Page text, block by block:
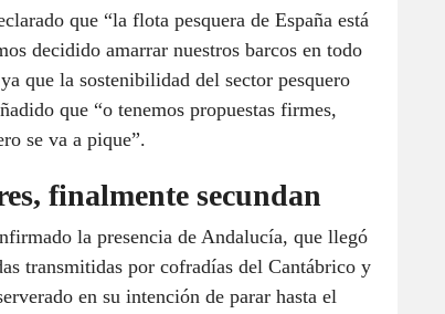
que “la flota pesquera de España está
decidido amarrar nuestros barcos en todo
que la sostenibilidad del sector pesquero
que “o tenemos propuestas firmes,
se va a pique”.
finalmente secundan
la presencia de Andalucía, que llegó
transmitidas por cofradías del Cantábrico y
en su intención de parar hasta el